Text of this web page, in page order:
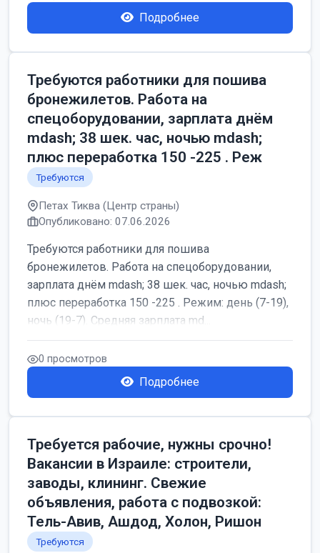
Подробнее
Требуются работники для пошива
бронежилетов. Работа на
спецоборудовании, зарплата днём
mdash; 38 шек. час, ночью mdash;
плюс переработка 150 -225 . Реж
Требуются
Петах Тиква (Центр страны)
Опубликовано: 07.06.2026
Требуются работники для пошива
бронежилетов. Работа на спецоборудовании,
зарплата днём mdash; 38 шек. час, ночью mdash;
плюс переработка 150 -225 . Режим: день (7-19),
ночь (19-7). Средняя зарплата md...
0 просмотров
Подробнее
Требуется рабочие, нужны срочно!
Вакансии в Израиле: строители,
заводы, клининг. Свежие
объявления, работа с подвозкой:
Тель-Авив, Ашдод, Холон, Ришон
Требуются